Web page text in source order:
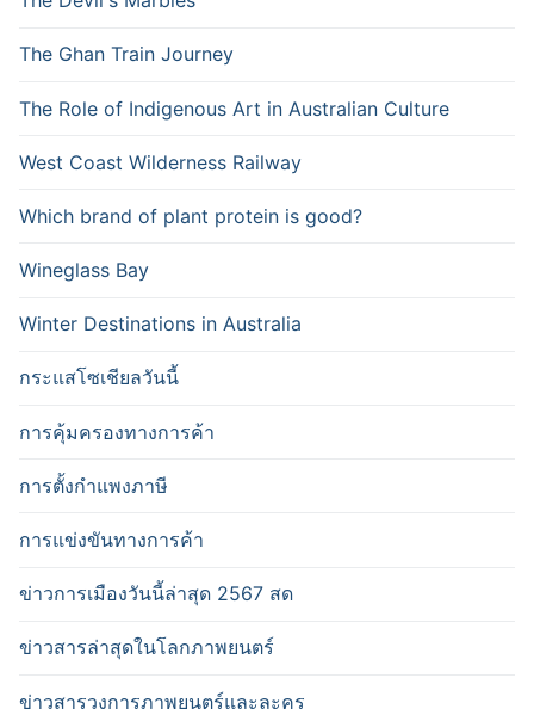
The Ghan Train Journey
The Role of Indigenous Art in Australian Culture
West Coast Wilderness Railway
Which brand of plant protein is good?
Wineglass Bay
Winter Destinations in Australia
กระแสโซเชียลวันนี้
การคุ้มครองทางการค้า
การตั้งกำแพงภาษี
การแข่งขันทางการค้า
ข่าวการเมืองวันนี้ล่าสุด 2567 สด
ข่าวสารล่าสุดในโลกภาพยนตร์
ข่าวสารวงการภาพยนตร์และละคร